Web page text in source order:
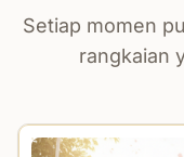
Setiap momen
rangkaian